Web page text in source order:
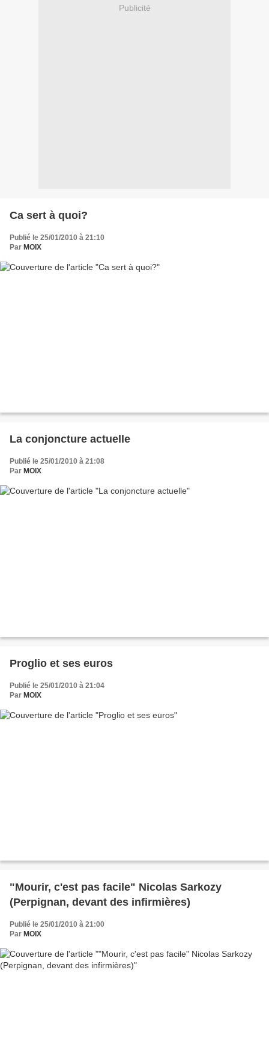
Publicité
Ca sert à quoi?
Publié le 25/01/2010 à 21:10
Par MOIX
La conjoncture actuelle
Publié le 25/01/2010 à 21:08
Par MOIX
Proglio et ses euros
Publié le 25/01/2010 à 21:04
Par MOIX
"Mourir, c'est pas facile" Nicolas Sarkozy
(Perpignan, devant des infirmières)
Publié le 25/01/2010 à 21:00
Par MOIX